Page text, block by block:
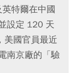
特爾在中國
設定 120 天
美國官員最近
南京廠的「驗